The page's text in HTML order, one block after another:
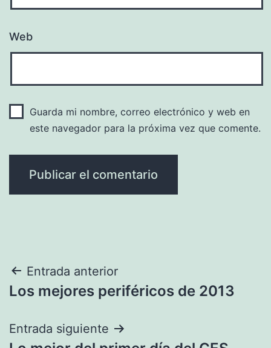
Web
Guarda mi nombre, correo electrónico y web en
este navegador para la próxima vez que comente.
Navegación
de
entradas
Entrada anterior
Los mejores periféricos de 2013
Entrada siguiente